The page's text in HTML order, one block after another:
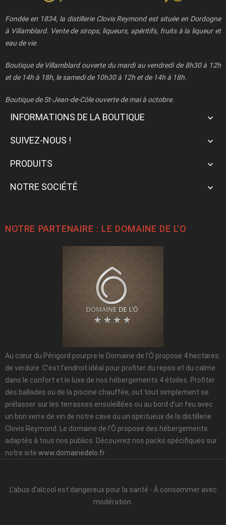
Fondée en 1834, la distillerie Clovis Reymond est située en Dordogne
à Villamblard. Vente de sirops, liqueurs, apéritifs, fruits à la liqueur et
eau de vie.
Boutique de Villamblard ouverte du mardi au vendredi de 8h30 à 12h
et de 14h à 18h, le samedi de 10h30 à 12h et de 14h à 18h.
Boutique de St-Jean-de-Côle ouverte de mai à octobre.
INFORMATIONS DE LA BOUTIQUE 
SUIVEZ-NOUS ! 
PRODUITS 
NOTRE SOCIÉTÉ 
NOTRE PARTENAIRE : LE DOMAINE DE L'O
Au cœur du Périgord pourpre le Domaine de l’Ô propose 4 hectares
de verdure. C’est l’endroit idéal pour profiter du repos et du calme
dans le confort et le luxe de nos hébergements 4 étoiles. Profiter
des ballades ou de la piscine chauffée, out tout simplement se
prélasser sur les terrasses ensoleillées ou au bord d’un feu avec
un bon verre de vin de notre cave ou un spiritueux de la distillerie
Clovis Reymond. Le domaine de l’Ô propose des hébergements
adaptés à tous nos publics. Découvrez nos packs spécifiques sur
notre site www.domainedelo.fr
L'abus d'alcool est dangereux pour la santé - À consommer avec
modération.